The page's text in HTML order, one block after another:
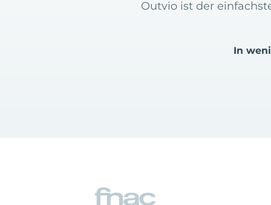
Outvio ist der
In